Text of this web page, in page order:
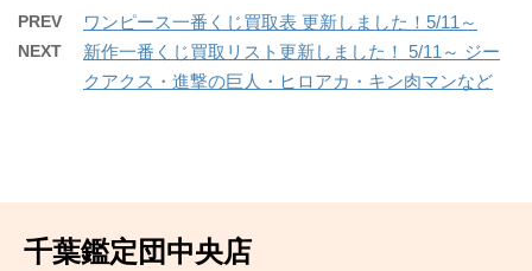
PREV ワンピース一番くじ買取表 更新しました！5/11～
NEXT
新作一番くじ買取リスト更新しました！ 5/11～ ジー
クアクス・進撃の巨人・ヒロアカ・キン肉マンなど
千葉鑑定団中央店